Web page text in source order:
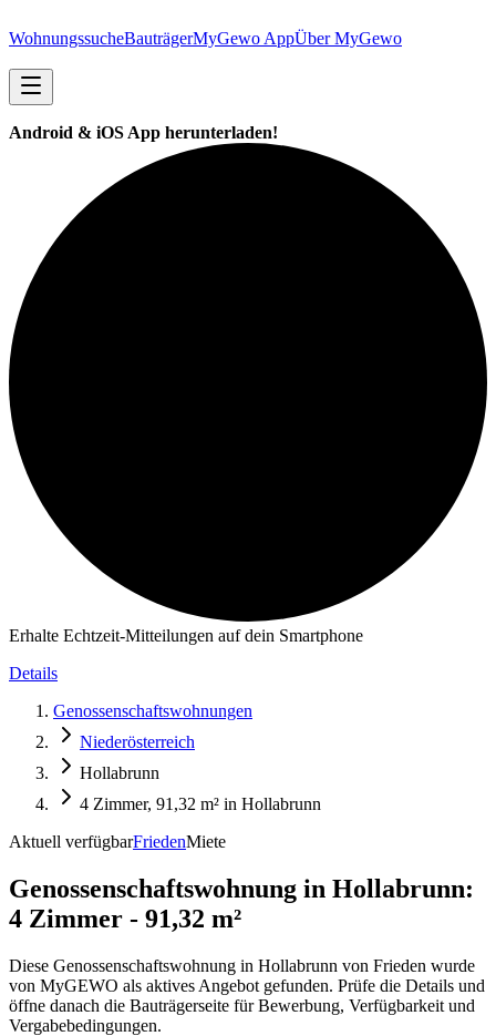
WohnungssucheBauträgerMyGewo AppÜber MyGewo
Android & iOS App herunterladen!
Erhalte Echtzeit-Mitteilungen auf dein Smartphone
Details
Genossenschaftswohnungen
Niederösterreich
Hollabrunn
4 Zimmer, 91,32 m² in Hollabrunn
Aktuell verfügbarFriedenMiete
Genossenschaftswohnung in Hollabrunn:
4 Zimmer - 91,32 m²
Diese Genossenschaftswohnung in Hollabrunn von Frieden wurde
von MyGEWO als aktives Angebot gefunden. Prüfe die Details und
öffne danach die Bauträgerseite für Bewerbung, Verfügbarkeit und
Vergabebedingungen.